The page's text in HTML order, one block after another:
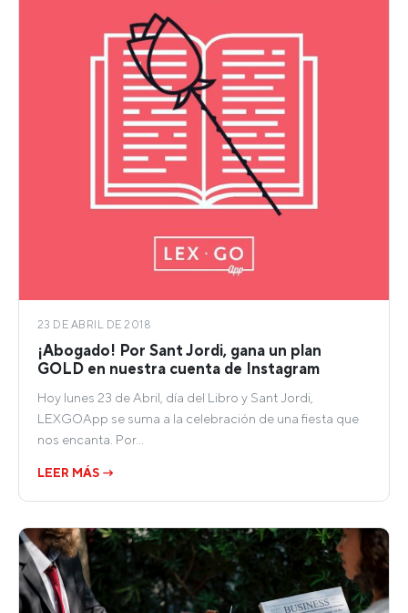
23 DE ABRIL DE 2018
¡Abogado! Por Sant Jordi, gana un plan
GOLD en nuestra cuenta de Instagram
Hoy lunes 23 de Abril, día del Libro y Sant Jordi,
LEXGOApp se suma a la celebración de una fiesta que
nos encanta. Por…
LEER MÁS →